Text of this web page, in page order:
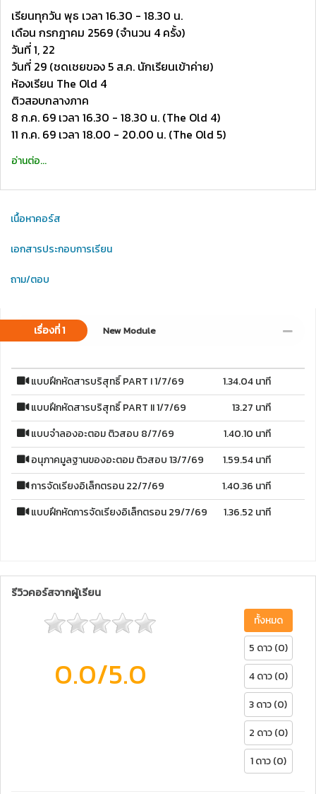
เรียนทุกวัน พุธ เวลา 16.30 - 18.30 น.
เดือน กรกฎาคม 2569 (จำนวน 4 ครั้ง)
วันที่ 1, 22
วันที่ 29 (ชดเชยของ 5 ส.ค. นักเรียนเข้าค่าย)
ห้องเรียน The Old 4
ติวสอบกลางภาค
8 ก.ค. 69 เวลา 16.30 - 18.30 น. (The Old 4)
11 ก.ค. 69 เวลา 18.00 - 20.00 น. (The Old 5)
อ่านต่อ...
เนื้อหาคอร์ส
เอกสารประกอบการเรียน
ถาม/ตอบ
เรื่องที่ 1 New Module
แบบฝึกหัดสารบริสุทธิ์ PART I 1/7/69
1.34.04 นาที
แบบฝึกหัดสารบริสุทธิ์ PART II 1/7/69
13.27 นาที
แบบจำลองอะตอม ติวสอบ 8/7/69
1.40.10 นาที
อนุภาคมูลฐานของอะตอม ติวสอบ 13/7/69
1.59.54 นาที
การจัดเรียงอิเล็กตรอน 22/7/69
1.40.36 นาที
แบบฝึกหัดการจัดเรียงอิเล็กตรอน 29/7/69
1.36.52 นาที
รีวิวคอร์สจากผู้เรียน
0.0/5.0
ทั้งหมด
5 ดาว (0)
4 ดาว (0)
3 ดาว (0)
2 ดาว (0)
1 ดาว (0)